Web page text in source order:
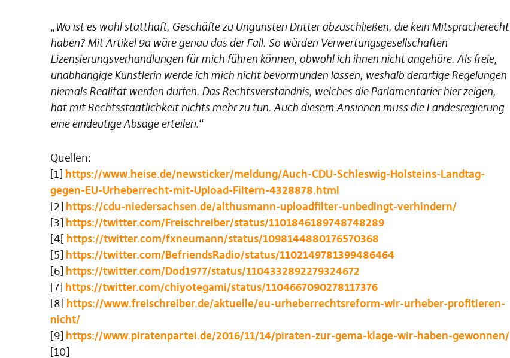
„Wo ist es wohl statthaft, Geschäfte zu Ungunsten Dritter abzuschließen, die kein Mitspracherecht
haben? Mit Artikel 9a wäre genau das der Fall. So würden Verwertungsgesellschaften
Lizensierungsverhandlungen für mich führen können, obwohl ich ihnen nicht angehöre. Als freie,
unabhängige Künstlerin werde ich mich nicht bevormunden lassen, weshalb derartige Regelungen
niemals Realität werden dürfen. Das Rechtsverständnis, welches die Parlamentarier hier zeigen,
hat mit Rechtsstaatlichkeit nichts mehr zu tun. Auch diesem Ansinnen muss die Landesregierung
eine eindeutige Absage erteilen.“
Quellen:
[1] https://www.heise.de/newsticker/meldung/Auch-CDU-Schleswig-Holsteins-Landtag-
gegen-EU-Urheberrecht-mit-Upload-Filtern-4328878.html
[2] https://cdu-niedersachsen.de/althusmann-uploadfilter-unbedingt-verhindern/
[3] https://twitter.com/Freischreiber/status/1101846189748748289
[4[ https://twitter.com/fxneumann/status/1098144880176570368
[5] https://twitter.com/BefriendsRadio/status/1102149781399486464
[6] https://twitter.com/Dod1977/status/1104332892279324672
[7] https://twitter.com/chiyotegami/status/1104667090278117376
[8] https://www.freischreiber.de/aktuelle/eu-urheberrechtsreform-wir-urheber-profitieren-
nicht/
[9] https://www.piratenpartei.de/2016/11/14/piraten-zur-gema-klage-wir-haben-gewonnen/
[10]